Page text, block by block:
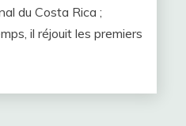
du Costa Rica ;
il réjouit les premiers